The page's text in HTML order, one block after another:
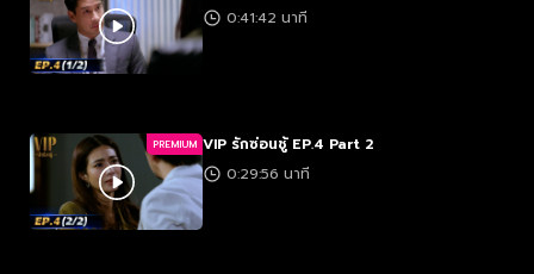
0:41:42 นาที
PREMIUM VIP รักซ่อนชู้ EP.4 Part 2
0:29:56 นาที